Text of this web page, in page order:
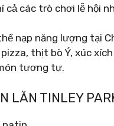
cả các trò chơi lễ hội
nạp năng lượng tại
thịt bò Ý, xúc
tương tự.
LĂN TINLEY